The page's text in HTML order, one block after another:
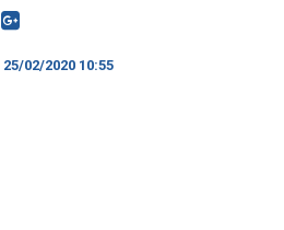
25/02/2020 10:55